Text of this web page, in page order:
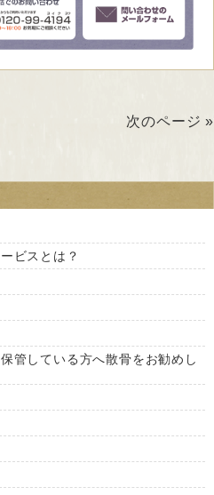
次のページ »
ビスとは？
管している方へ散骨をお勧めし